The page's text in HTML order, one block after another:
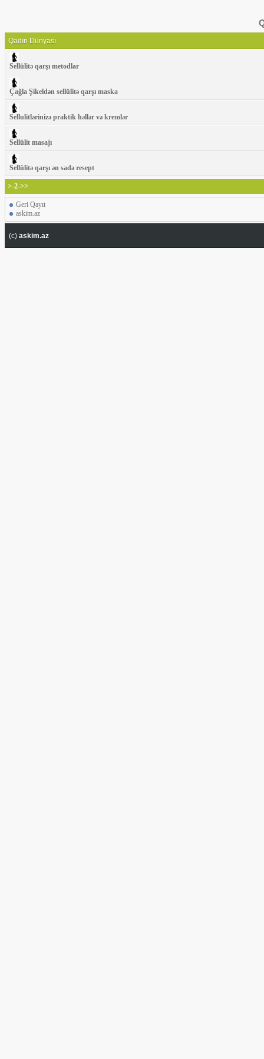
Qadın Dünyası
Sellülitə qarşı metodlar
Çağla Şikeldən sellülitə qarşı maska
Sellulitlərinizə praktik həllər və kremlər
Sellülit masajı
Sellülitə qarşı ən sadə resept
>-2->>
Geri Qayıt
askim.az
(c) askim.az